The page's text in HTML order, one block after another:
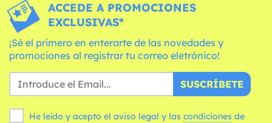
ACCEDE A PROMOCIONES
EXCLUSIVAS*
¡Sé el primero en enterarte de las novedades y
promociones al registrar tu correo eletrónico!
SUSCRÍBETE
He leído y acepto el aviso legal y las condiciones